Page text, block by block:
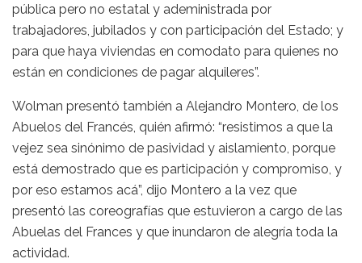
pública pero no estatal y adeministrada por
trabajadores, jubilados y con participación del Estado; y
para que haya viviendas en comodato para quienes no
están en condiciones de pagar alquileres”.
Wolman presentó también a Alejandro Montero, de los
Abuelos del Francés, quién afirmó: “resistimos a que la
vejez sea sinónimo de pasividad y aislamiento, porque
está demostrado que es participación y compromiso, y
por eso estamos acá”, dijo Montero a la vez que
presentó las coreografías que estuvieron a cargo de las
Abuelas del Frances y que inundaron de alegría toda la
actividad.